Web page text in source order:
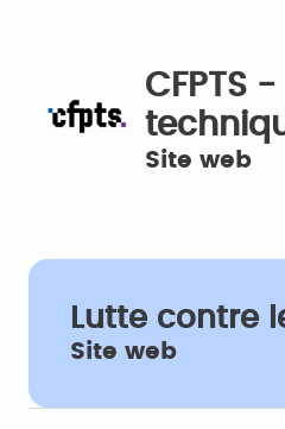
CFPTS
Site web
Lutte contre
Site web